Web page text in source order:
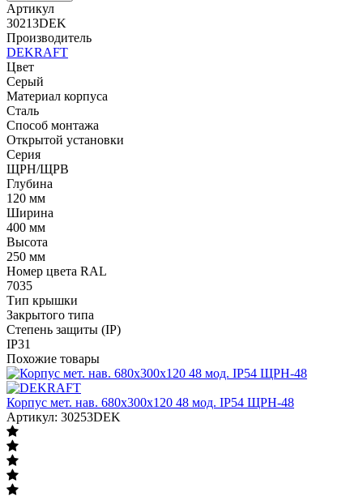
Артикул
30213DEK
Производитель
DEKRAFT
Цвет
Серый
Материал корпуса
Сталь
Способ монтажа
Открытой установки
Серия
ЩРН/ЩРВ
Глубина
120 мм
Ширина
400 мм
Высота
250 мм
Номер цвета RAL
7035
Тип крышки
Закрытого типа
Степень защиты (IP)
IP31
Похожие товары
Корпус мет. нав. 680х300х120 48 мод. IP54 ЩРН-48
Артикул: 30253DEK